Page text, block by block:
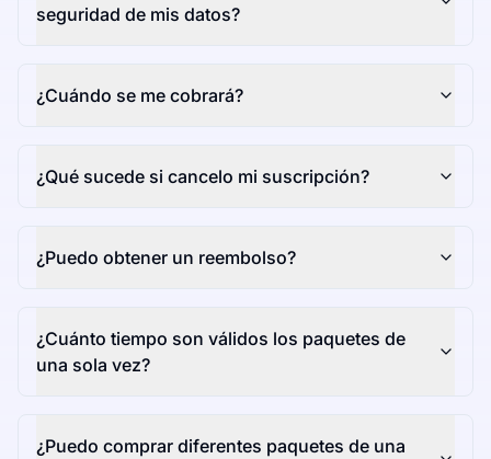
seguridad de mis datos?
¿Cuándo se me cobrará?
¿Qué sucede si cancelo mi suscripción?
¿Puedo obtener un reembolso?
¿Cuánto tiempo son válidos los paquetes de
una sola vez?
¿Puedo comprar diferentes paquetes de una